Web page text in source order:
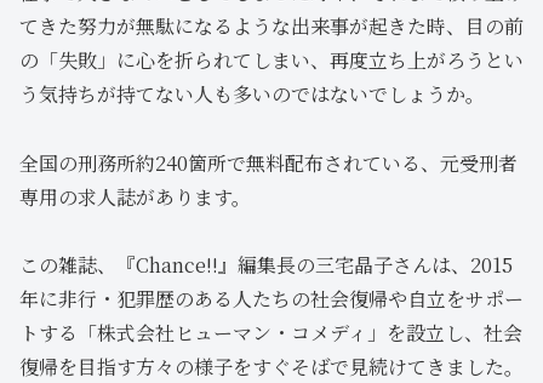
てきた努力が無駄になるような出来事が起きた時、目の前
の「失敗」に心を折られてしまい、再度立ち上がろうとい
う気持ちが持てない人も多いのではないでしょうか。
全国の刑務所約240箇所で無料配布されている、元受刑者
専用の求人誌があります。
この雑誌、『Chance!!』編集長の三宅晶子さんは、2015
年に非行・犯罪歴のある人たちの社会復帰や自立をサポー
トする「株式会社ヒューマン・コメディ」を設立し、社会
復帰を目指す方々の様子をすぐそばで見続けてきました。